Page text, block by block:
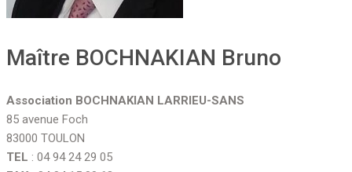
Maître BOCHNAKIAN Bruno
Association BOCHNAKIAN LARRIEU-SANS
85 avenue Foch
83000 TOULON
TEL : 04 94 24 29 05